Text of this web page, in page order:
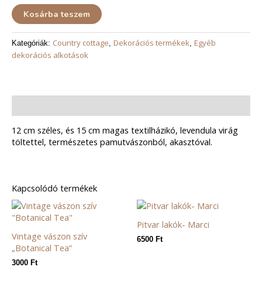
Kosárba teszem
Kategóriák: Country cottage Dekorációs termékek Egyéb
dekorációs alkotások
12 cm széles, és 15 cm magas textilházikó, levendula virág
töltettel, természetes pamutvászonból, akasztóval.
Kapcsolódó termékek
Vintage vászon szív
„Botanical Tea”
3000 Ft
Pitvar lakók- Marci
6500 Ft